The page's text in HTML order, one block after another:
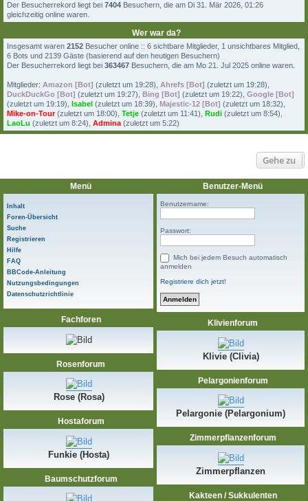
n
Der Besucherrekord liegt bei 7404 Besuchern, die am Di 31. Mär 2026, 01:26
gleichzeitig online waren.
Wer war da?
Insgesamt waren 2152 Besucher online :: 6 sichtbare Mitglieder, 1 unsichtbares Mitglied,
6 Bots und 2139 Gäste (basierend auf den heutigen Besuchern)
Der Besucherrekord liegt bei 363467 Besuchern, die am Mo 21. Jul 2025 online waren.
Mitglieder: Amazon [Bot] (zuletzt um 19:28), Ahrefs [Bot] (zuletzt um 19:28),
DuckDuckGo [Bot] (zuletzt um 19:27), Bing [Bot] (zuletzt um 19:22), Google [Bot]
(zuletzt um 19:19), Isabel (zuletzt um 18:39), Majestic-12 [Bot] (zuletzt um 18:32),
Mike-on-Tour(zuletzt um 18:00), Tetje (zuletzt um 11:41), Rudi (zuletzt um 8:54),
LaoLu (zuletzt um 8:24), Admina (zuletzt um 5:22)
Gehe zu
Menü
Inhalt
Foren-Übersicht
Suche
Registrieren
Hilfe
FAQ
BBCode-Anleitung
Nutzungsbedingungen
Datenschutzrichtlinie
Fachforen
Rosenforum
Rose (Rosa)
Hostaforum
Funkie (Hosta)
Baumschutzforum
Benutzer-Menü
Benutzername:
Passwort:
Mich bei jedem Besuch automatisch
anmelden
Registriere dich jetzt!
Klivienforum
Klivie (Clivia)
Pelargonienforum
Pelargonie (Pelargonium)
Zimmerpflanzenforum
Zimmerpflanzen
Kakteen / Sukkulenten